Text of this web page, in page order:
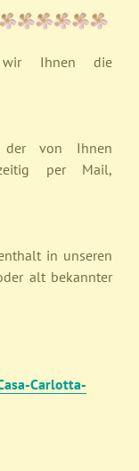
wir Ihnen die
der von Ihnen
per Mail,
in unseren
alt bekannter
Carlotta-